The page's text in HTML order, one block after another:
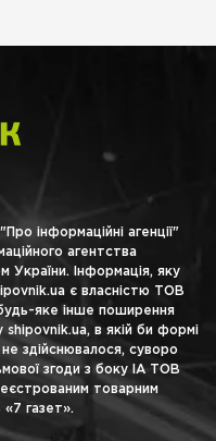
інформаційні агенції"
агентства
України. Інформація, яку
є власністю ТОВ
яке інше поширення
shipovnik.ua, в якій би формі
здійснювалося, суворо
згоди з боку ІА ТОВ
товарним
газет».